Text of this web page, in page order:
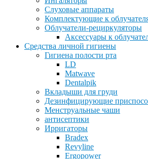
Слуховые аппараты
Комплектующие к
Облучатели-рециркуляторы
Аксессуары к
Средства личной гигиены
Гигиена полости рта
LD
Matwave
Dentalpik
Вкладыши для груди
Дезинфицирующие
Менструальные чаши
антисептики
Ирригаторы
Bradex
Revyline
Ergopower